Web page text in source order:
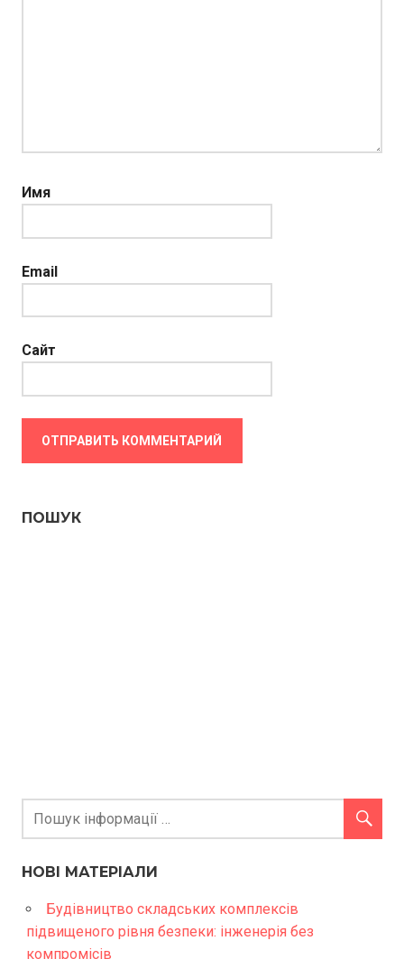
Имя
Email
Сайт
ПОШУК
НОВІ МАТЕРІАЛИ
Будівництво складських комплексів
підвищеного рівня безпеки: інженерія без
компромісів